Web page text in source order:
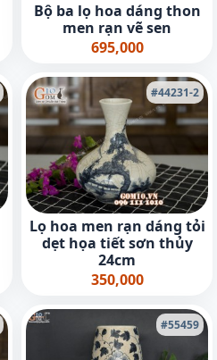
Bộ ba lọ hoa dáng thon
men rạn vẽ sen
695,000
#44231-2
Lọ hoa men rạn dáng tỏi
dẹt họa tiết sơn thủy
24cm
350,000
#55459